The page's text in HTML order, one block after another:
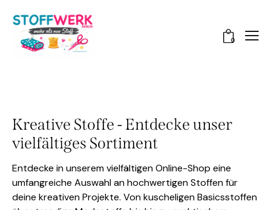
0
Kreative Stoffe - Entdecke unser
vielfältiges Sortiment
Entdecke in unserem vielfältigen Online-Shop eine
umfangreiche Auswahl an hochwertigen Stoffen für
deine kreativen Projekte. Von kuscheligen Basicsstoffen